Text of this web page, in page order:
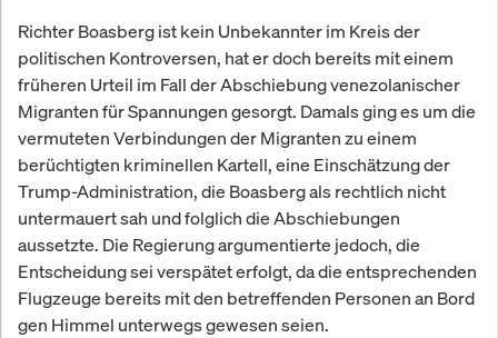
Richter Boasberg ist kein Unbekannter im Kreis der
politischen Kontroversen, hat er doch bereits mit einem
früheren Urteil im Fall der Abschiebung venezolanischer
Migranten für Spannungen gesorgt. Damals ging es um die
vermuteten Verbindungen der Migranten zu einem
berüchtigten kriminellen Kartell, eine Einschätzung der
Trump-Administration, die Boasberg als rechtlich nicht
untermauert sah und folglich die Abschiebungen
aussetzte. Die Regierung argumentierte jedoch, die
Entscheidung sei verspätet erfolgt, da die entsprechenden
Flugzeuge bereits mit den betreffenden Personen an Bord
gen Himmel unterwegs gewesen seien.